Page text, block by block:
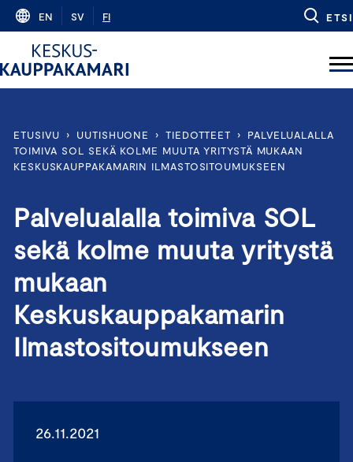
Skip
content
EN SV FI ETSI
ETUSIVU › UUTISHUONE › TIEDOTTEET ›
PALVELUALALLA
TOIMIVA SOL SEKÄ KOLME MUUTA YRITYSTÄ MUKAAN
KESKUSKAUPPAKAMARIN ILMASTOSITOUMUKSEEN
Palvelualalla toimiva SOL
sekä kolme muuta yritystä
mukaan
Keskuskauppakamarin
Ilmastositoumukseen
26.11.2021